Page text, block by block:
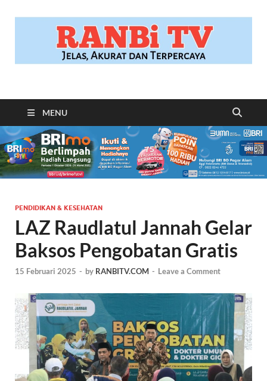
RANBITV.COM
MENU
PENDIDIKAN & KESEHATAN
LAZ Raudlatul Jannah Gelar
Baksos Pengobatan Gratis
15 Februari 2025 - by RANBITV.COM - Leave a Comment